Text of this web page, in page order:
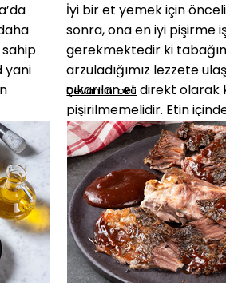
yani
İyi bir et yemek için
sonra, ona en iyi pişirme
gerekmektedir ki
arzuladığımız lezzete
çıkarılan et direkt olarak
pişirilmemelidir. Etin
homojen olarak etin
sıcaklığına gelmesi
pişirmeden önce oda
beklemeliyiz.
Devamını oku